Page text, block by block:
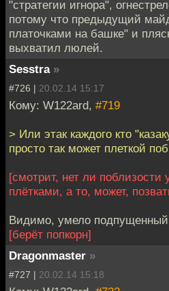
"стратегии игнора",
потому что предыдущий
платочками на башке" и
выхватил люлей.
Sesstra »
#726 | 20.02.14 15:17
Кому: W122ard, #719
> Или этак каждого кто
просто так может плеткой
[смотрит, нет ли поблизости
плётками, а то, может,
Видимо, умело
[берёт попкорн]
Dragonmaster »
#727 | 20.02.14 15:18